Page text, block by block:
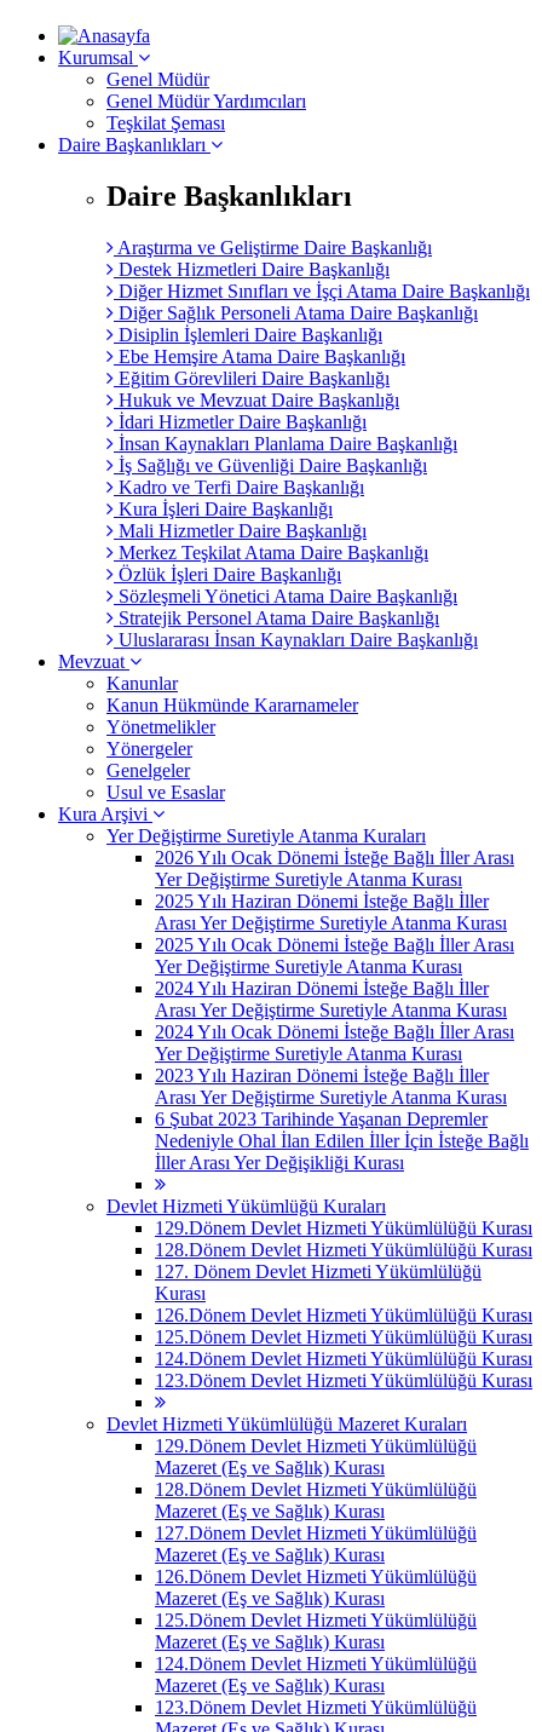
Kurumsal
Genel Müdür
Genel Müdür Yardımcıları
Teşkilat Şeması
Daire Başkanlıkları
Daire Başkanlıkları
Araştırma ve Geliştirme Daire Başkanlığı
Destek Hizmetleri Daire Başkanlığı
Diğer Hizmet Sınıfları ve İşçi Atama Daire Başkanlığı
Diğer Sağlık Personeli Atama Daire Başkanlığı
Disiplin İşlemleri Daire Başkanlığı
Ebe Hemşire Atama Daire Başkanlığı
Eğitim Görevlileri Daire Başkanlığı
Hukuk ve Mevzuat Daire Başkanlığı
İdari Hizmetler Daire Başkanlığı
İnsan Kaynakları Planlama Daire Başkanlığı
İş Sağlığı ve Güvenliği Daire Başkanlığı
Kadro ve Terfi Daire Başkanlığı
Kura İşleri Daire Başkanlığı
Mali Hizmetler Daire Başkanlığı
Merkez Teşkilat Atama Daire Başkanlığı
Özlük İşleri Daire Başkanlığı
Sözleşmeli Yönetici Atama Daire Başkanlığı
Stratejik Personel Atama Daire Başkanlığı
Uluslararası İnsan Kaynakları Daire Başkanlığı
Mevzuat
Kanunlar
Kanun Hükmünde Kararnameler
Yönetmelikler
Yönergeler
Genelgeler
Usul ve Esaslar
Kura Arşivi
Yer Değiştirme Suretiyle Atanma Kuraları
2026 Yılı Ocak Dönemi İsteğe Bağlı İller Arası
Yer Değiştirme Suretiyle Atanma Kurası
2025 Yılı Haziran Dönemi İsteğe Bağlı İller
Arası Yer Değiştirme Suretiyle Atanma Kurası
2025 Yılı Ocak Dönemi İsteğe Bağlı İller Arası
Yer Değiştirme Suretiyle Atanma Kurası
2024 Yılı Haziran Dönemi İsteğe Bağlı İller
Arası Yer Değiştirme Suretiyle Atanma Kurası
2024 Yılı Ocak Dönemi İsteğe Bağlı İller Arası
Yer Değiştirme Suretiyle Atanma Kurası
2023 Yılı Haziran Dönemi İsteğe Bağlı İller
Arası Yer Değiştirme Suretiyle Atanma Kurası
6 Şubat 2023 Tarihinde Yaşanan Depremler
Nedeniyle Ohal İlan Edilen İller İçin İsteğe Bağlı
İller Arası Yer Değişikliği Kurası
Devlet Hizmeti Yükümlüğü Kuraları
129.Dönem Devlet Hizmeti Yükümlülüğü Kurası
128.Dönem Devlet Hizmeti Yükümlülüğü Kurası
127. Dönem Devlet Hizmeti Yükümlülüğü
Kurası
126.Dönem Devlet Hizmeti Yükümlülüğü Kurası
125.Dönem Devlet Hizmeti Yükümlülüğü Kurası
124.Dönem Devlet Hizmeti Yükümlülüğü Kurası
123.Dönem Devlet Hizmeti Yükümlülüğü Kurası
Devlet Hizmeti Yükümlülüğü Mazeret Kuraları
129.Dönem Devlet Hizmeti Yükümlülüğü
Mazeret (Eş ve Sağlık) Kurası
128.Dönem Devlet Hizmeti Yükümlülüğü
Mazeret (Eş ve Sağlık) Kurası
127.Dönem Devlet Hizmeti Yükümlülüğü
Mazeret (Eş ve Sağlık) Kurası
126.Dönem Devlet Hizmeti Yükümlülüğü
Mazeret (Eş ve Sağlık) Kurası
125.Dönem Devlet Hizmeti Yükümlülüğü
Mazeret (Eş ve Sağlık) Kurası
124.Dönem Devlet Hizmeti Yükümlülüğü
Mazeret (Eş ve Sağlık) Kurası
123.Dönem Devlet Hizmeti Yükümlülüğü